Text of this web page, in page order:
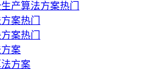
产算法方案热门
案热门
案热门
案
方案